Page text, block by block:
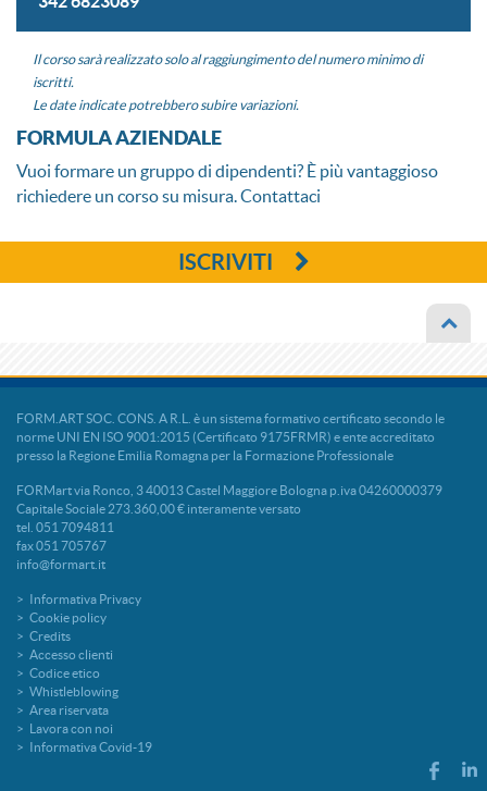
Il corso sarà realizzato solo al raggiungimento del numero minimo di
iscritti.
Le date indicate potrebbero subire variazioni.
FORMULA AZIENDALE
Vuoi formare un gruppo di dipendenti? È più vantaggioso
richiedere un corso su misura. Contattaci
ISCRIVITI
FORM.ART SOC. CONS. A R.L. è un sistema formativo certificato secondo le
norme UNI EN ISO 9001:2015 (Certificato 9175FRMR) e ente accreditato
presso la Regione Emilia Romagna per la Formazione Professionale
FORMart via Ronco, 3 40013 Castel Maggiore Bologna p.iva 04260000379
Capitale Sociale 273.360,00 € interamente versato
tel. 051 7094811
fax 051 705767
info@formart.it
Informativa Privacy
Cookie policy
Credits
Accesso clienti
Codice etico
Whistleblowing
Area riservata
Lavora con noi
Informativa Covid-19